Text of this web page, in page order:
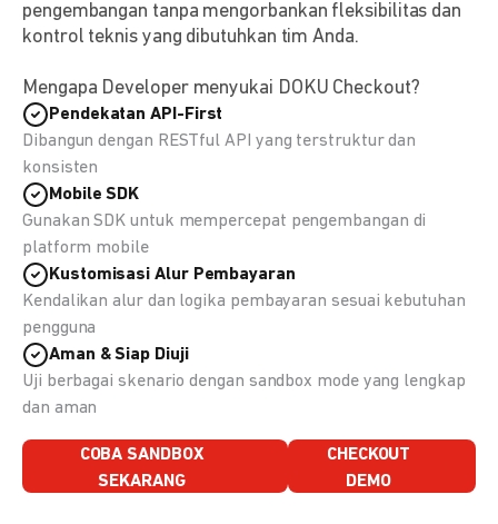
pengembangan tanpa mengorbankan fleksibilitas dan
kontrol teknis yang dibutuhkan tim Anda.
Mengapa Developer menyukai DOKU Checkout?
Pendekatan API-First
Dibangun dengan RESTful API yang terstruktur dan
konsisten
Mobile SDK
Gunakan SDK untuk mempercepat pengembangan di
platform mobile
Kustomisasi Alur Pembayaran
Kendalikan alur dan logika pembayaran sesuai kebutuhan
pengguna
Aman & Siap Diuji
Uji berbagai skenario dengan sandbox mode yang lengkap
dan aman
COBA SANDBOX
SEKARANG
CHECKOUT
DEMO